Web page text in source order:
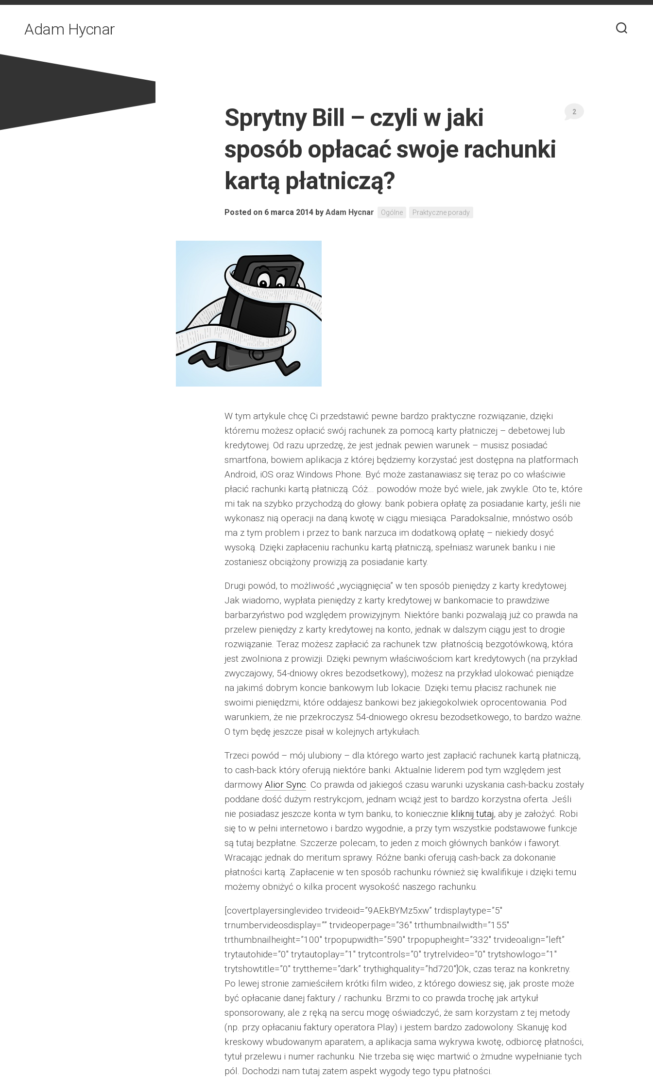
Skip
Adam Hycnar
Sprytny Bill – czyli w jaki
sposób opłacać swoje rachunki
kartą płatniczą?
Posted on 6 marca 2014 by Adam Hycnar Ogólne Praktyczne porady
2
W tym artykule chcę Ci przedstawić pewne bardzo praktyczne rozwiązanie, dzięki
któremu możesz opłacić swój rachunek za pomocą karty płatniczej – debetowej lub
kredytowej. Od razu uprzedzę, że jest jednak pewien warunek – musisz posiadać
smartfona, bowiem aplikacja z której będziemy korzystać jest dostępna na platformach
Android, iOS oraz Windows Phone. Być może zastanawiasz się teraz po co właściwie
płacić rachunki kartą płatniczą. Cóż… powodów może być wiele, jak zwykle. Oto te, które
mi tak na szybko przychodzą do głowy: bank pobiera opłatę za posiadanie karty, jeśli nie
wykonasz nią operacji na daną kwotę w ciągu miesiąca. Paradoksalnie, mnóstwo osób
ma z tym problem i przez to bank narzuca im dodatkową opłatę – niekiedy dosyć
wysoką. Dzięki zapłaceniu rachunku kartą płatniczą, spełniasz warunek banku i nie
zostaniesz obciążony prowizją za posiadanie karty.
Drugi powód, to możliwość „wyciągnięcia” w ten sposób pieniędzy z karty kredytowej.
Jak wiadomo, wypłata pieniędzy z karty kredytowej w bankomacie to prawdziwe
barbarzyństwo pod względem prowizyjnym. Niektóre banki pozwalają już co prawda na
przelew pieniędzy z karty kredytowej na konto, jednak w dalszym ciągu jest to drogie
rozwiązanie. Teraz możesz zapłacić za rachunek tzw. płatnością bezgotówkową, która
jest zwolniona z prowizji. Dzięki pewnym właściwościom kart kredytowych (na przykład
zwyczajowy, 54-dniowy okres bezodsetkowy), możesz na przykład ulokować pieniądze
na jakimś dobrym koncie bankowym lub lokacie. Dzięki temu płacisz rachunek nie
swoimi pieniędzmi, które oddajesz bankowi bez jakiegokolwiek oprocentowania. Pod
warunkiem, że nie przekroczysz 54-dniowego okresu bezodsetkowego, to bardzo ważne.
O tym będę jeszcze pisał w kolejnych artykułach.
Trzeci powód – mój ulubiony – dla którego warto jest zapłacić rachunek kartą płatniczą,
to cash-back który oferują niektóre banki. Aktualnie liderem pod tym względem jest
darmowy Alior Sync. Co prawda od jakiegoś czasu warunki uzyskania cash-backu zostały
poddane dość dużym restrykcjom, jednam wciąż jest to bardzo korzystna oferta. Jeśli
nie posiadasz jeszcze konta w tym banku, to koniecznie kliknij tutaj, aby je założyć. Robi
się to w pełni internetowo i bardzo wygodnie, a przy tym wszystkie podstawowe funkcje
są tutaj bezpłatne. Szczerze polecam, to jeden z moich głównych banków i faworyt.
Wracając jednak do meritum sprawy. Różne banki oferują cash-back za dokonanie
płatności kartą. Zapłacenie w ten sposób rachunku również się kwalifikuje i dzięki temu
możemy obniżyć o kilka procent wysokość naszego rachunku.
[covertplayersinglevideo trvideoid=”9AEkBYMz5xw” trdisplaytype=”5″
trnumbervideosdisplay=”” trvideoperpage=”36″ trthumbnailwidth=”155″
trthumbnailheight=”100″ trpopupwidth=”590″ trpopupheight=”332″ trvideoalign=”left”
trytautohide=”0″ trytautoplay=”1″ trytcontrols=”0″ trytrelvideo=”0″ trytshowlogo=”1″
trytshowtitle=”0″ tryttheme=”dark” trythighquality=”hd720″]Ok, czas teraz na konkretny.
Po lewej stronie zamieściłem krótki film wideo, z którego dowiesz się, jak proste może
być opłacanie danej faktury / rachunku. Brzmi to co prawda trochę jak artykuł
sponsorowany, ale z ręką na sercu mogę oświadczyć, że sam korzystam z tej metody
(np. przy opłacaniu faktury operatora Play) i jestem bardzo zadowolony. Skanuję kod
kreskowy wbudowanym aparatem, a aplikacja sama wykrywa kwotę, odbiorcę płatności,
tytuł przelewu i numer rachunku. Nie trzeba się więc martwić o żmudne wypełnianie tych
pól. Dochodzi nam tutaj zatem aspekt wygody tego typu płatności.